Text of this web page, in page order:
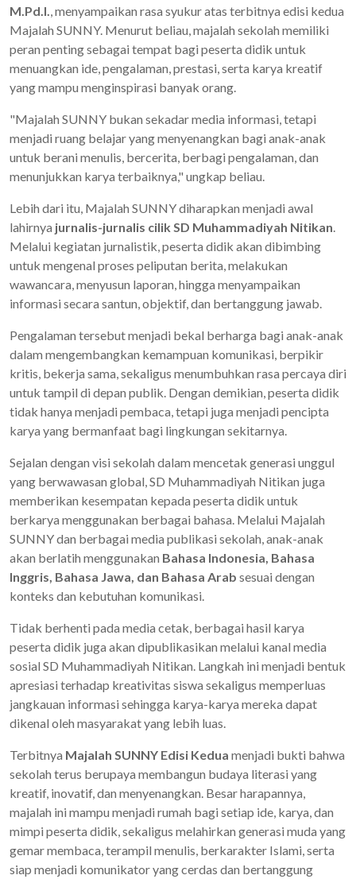
M.Pd.I., menyampaikan rasa syukur atas terbitnya edisi kedua
Majalah SUNNY. Menurut beliau, majalah sekolah memiliki
peran penting sebagai tempat bagi peserta didik untuk
menuangkan ide, pengalaman, prestasi, serta karya kreatif
yang mampu menginspirasi banyak orang.
"Majalah SUNNY bukan sekadar media informasi, tetapi
menjadi ruang belajar yang menyenangkan bagi anak-anak
untuk berani menulis, bercerita, berbagi pengalaman, dan
menunjukkan karya terbaiknya," ungkap beliau.
Lebih dari itu, Majalah SUNNY diharapkan menjadi awal
lahirnya jurnalis-jurnalis cilik SD Muhammadiyah Nitikan.
Melalui kegiatan jurnalistik, peserta didik akan dibimbing
untuk mengenal proses peliputan berita, melakukan
wawancara, menyusun laporan, hingga menyampaikan
informasi secara santun, objektif, dan bertanggung jawab.
Pengalaman tersebut menjadi bekal berharga bagi anak-anak
dalam mengembangkan kemampuan komunikasi, berpikir
kritis, bekerja sama, sekaligus menumbuhkan rasa percaya diri
untuk tampil di depan publik. Dengan demikian, peserta didik
tidak hanya menjadi pembaca, tetapi juga menjadi pencipta
karya yang bermanfaat bagi lingkungan sekitarnya.
Sejalan dengan visi sekolah dalam mencetak generasi unggul
yang berwawasan global, SD Muhammadiyah Nitikan juga
memberikan kesempatan kepada peserta didik untuk
berkarya menggunakan berbagai bahasa. Melalui Majalah
SUNNY dan berbagai media publikasi sekolah, anak-anak
akan berlatih menggunakan Bahasa Indonesia, Bahasa
Inggris, Bahasa Jawa, dan Bahasa Arab sesuai dengan
konteks dan kebutuhan komunikasi.
Tidak berhenti pada media cetak, berbagai hasil karya
peserta didik juga akan dipublikasikan melalui kanal media
sosial SD Muhammadiyah Nitikan. Langkah ini menjadi bentuk
apresiasi terhadap kreativitas siswa sekaligus memperluas
jangkauan informasi sehingga karya-karya mereka dapat
dikenal oleh masyarakat yang lebih luas.
Terbitnya Majalah SUNNY Edisi Kedua menjadi bukti bahwa
sekolah terus berupaya membangun budaya literasi yang
kreatif, inovatif, dan menyenangkan. Besar harapannya,
majalah ini mampu menjadi rumah bagi setiap ide, karya, dan
mimpi peserta didik, sekaligus melahirkan generasi muda yang
gemar membaca, terampil menulis, berkarakter Islami, serta
siap menjadi komunikator yang cerdas dan bertanggung